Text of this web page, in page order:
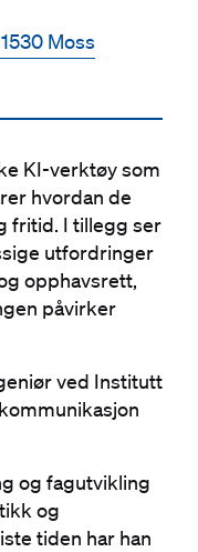
Moss
KI-verktøy som
hvordan de
fritid. I tillegg ser
utfordringer
opphavsrett,
påvirker
ved Institutt
og fagutvikling
og
tiden har han